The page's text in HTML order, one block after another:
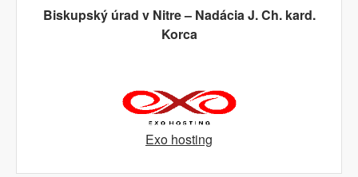
Biskupský úrad v Nitre – Nadácia J. Ch. kard.
Korca
Exo hosting